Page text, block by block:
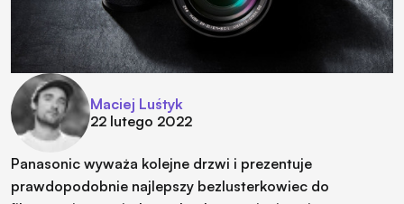
Maciej Luśtyk
22 lutego 2022
Panasonic wyważa kolejne drzwi i prezentuje
prawdopodobnie najlepszy bezlusterkowiec do